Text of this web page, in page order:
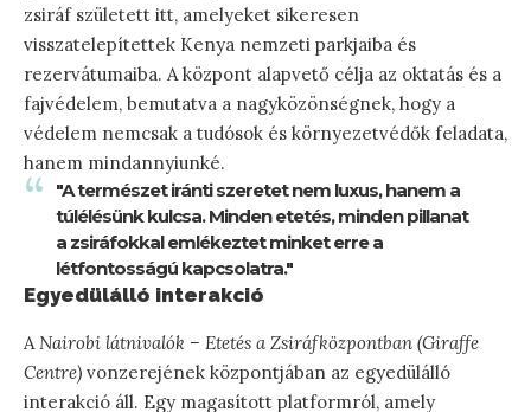
zsiráf született itt, amelyeket sikeresen
visszatelepítettek Kenya nemzeti parkjaiba és
rezervátumaiba. A központ alapvető célja az oktatás és a
fajvédelem, bemutatva a nagyközönségnek, hogy a
védelem nemcsak a tudósok és környezetvédők feladata,
hanem mindannyiunké.
"A természet iránti szeretet nem luxus, hanem a
túlélésünk kulcsa. Minden etetés, minden pillanat
a zsiráfokkal emlékeztet minket erre a
létfontosságú kapcsolatra."
Egyedülálló interakció
ANairobi látnivalók – Etetés a Zsiráfközpontban (Giraffe
Centre) vonzerejének központjában az egyedülálló
interakció áll. Egy magasított platformról, amely